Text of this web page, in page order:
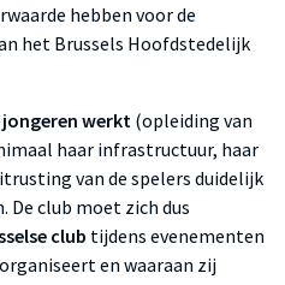
hebben voor de
het Brussels Hoofdstedelijk
werkt (opleiding van
haar infrastructuur, haar
van de spelers duidelijk
De club moet zich dus
club tijdens evenementen
en waaraan zij